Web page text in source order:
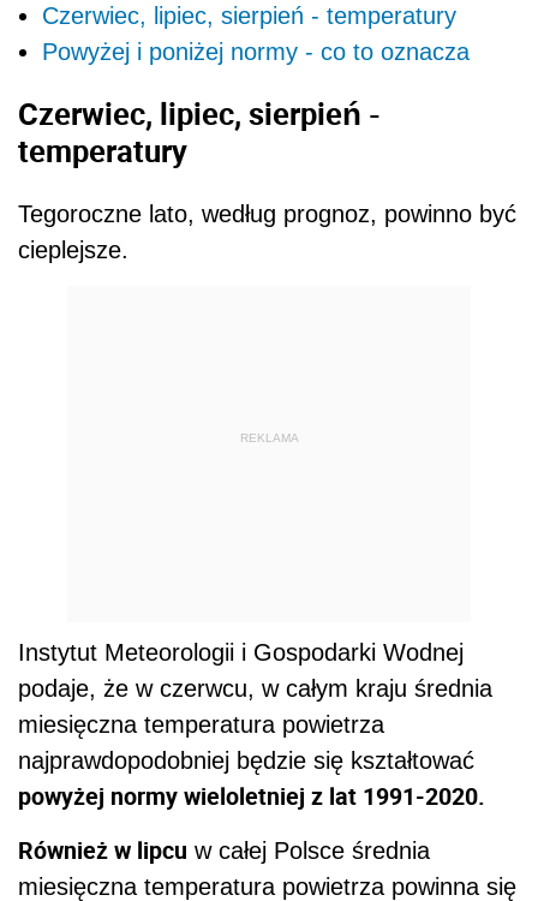
Czerwiec, lipiec, sierpień - temperatury
Powyżej i poniżej normy - co to oznacza
Czerwiec, lipiec, sierpień -
temperatury
Tegoroczne lato, według prognoz, powinno być
cieplejsze.
REKLAMA
Instytut Meteorologii i Gospodarki Wodnej
podaje, że w czerwcu, w całym kraju średnia
miesięczna temperatura powietrza
najprawdopodobniej będzie się kształtować
powyżej normy wieloletniej z lat 1991-2020.
Również w lipcu w całej Polsce średnia
miesięczna temperatura powietrza powinna się